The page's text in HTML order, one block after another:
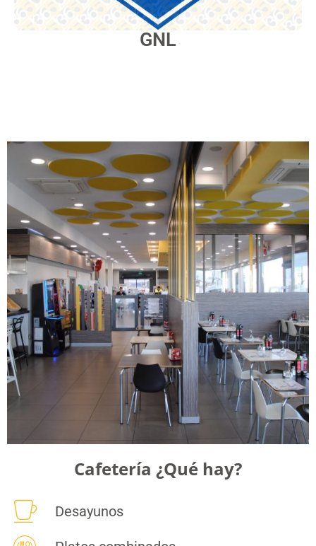
GNL
Cafetería ¿Qué hay?
Desayunos